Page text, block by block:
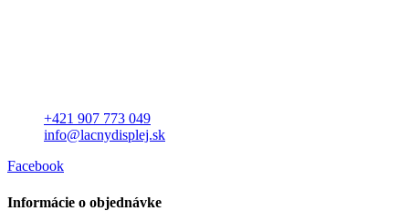
+421 907 773 049
info@lacnydisplej.sk
Facebook
Informácie o objednávke